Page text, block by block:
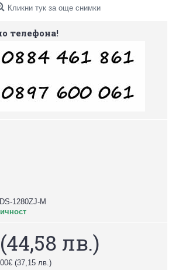
Кликни тук за още снимки
телефона!
DS-1280ZJ-M
(44,58 лв.)
(37,15 лв.)